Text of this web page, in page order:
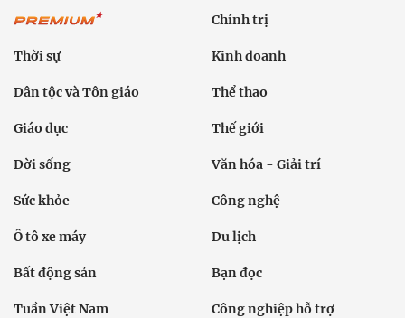
Chính trị
Thời sự Kinh doanh
Dân tộc và Tôn giáo Thể thao
Giáo dục Thế giới
Đời sống Văn hóa - Giải trí
Sức khỏe Công nghệ
Ô tô xe máy Du lịch
Bất động sản Bạn đọc
Tuần Việt Nam Công nghiệp hỗ trợ